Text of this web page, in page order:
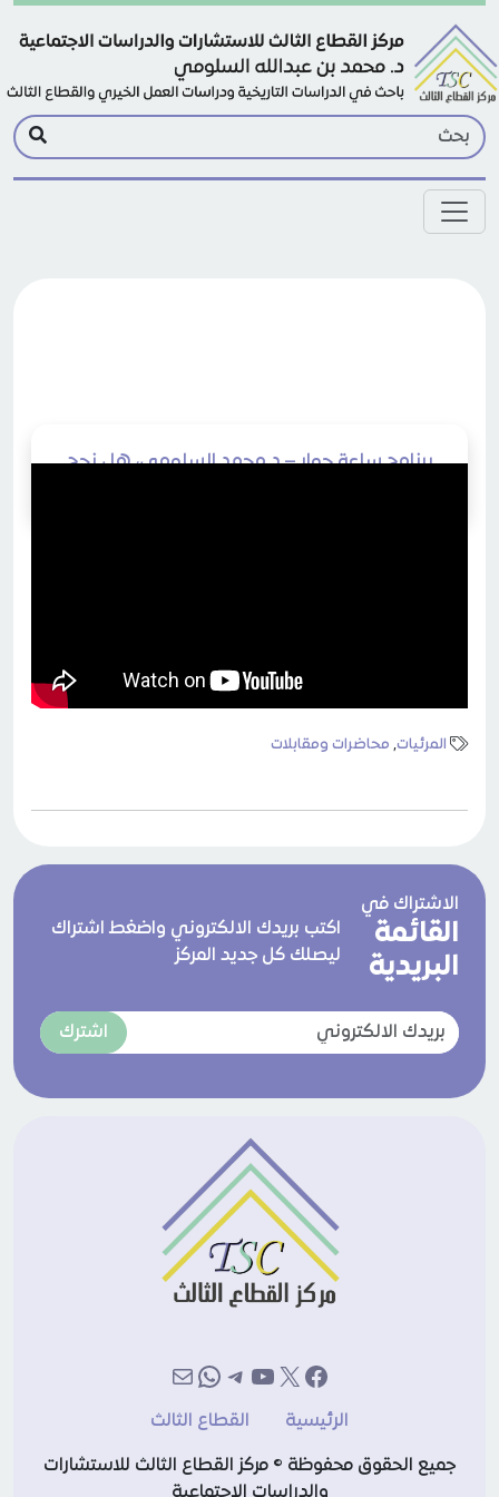
Skip to main content
برنامج ساعة حوار – د محمد السلومي، هل نجح
المرئيات, محاضرات ومقابلات
الاشتراك في
القائمة
البريدية
اكتب بريدك الالكتروني واضغط اشتراك
ليصلك كل جديد المركز
اشترك
فيسبوك
إكسيوتيوب
تيليجرام
واتساب
بريد
الرئيسية
القطاع الثالث
جميع الحقوق محفوظة © مركز القطاع الثالث للاستشارات